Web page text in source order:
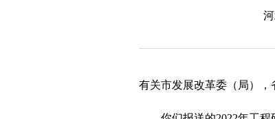
有关市发展改革委（局），